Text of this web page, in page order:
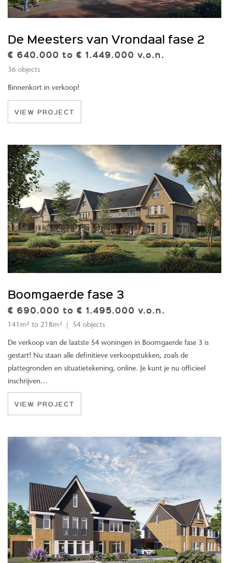
De Meesters van Vrondaal fase 2
€ 640.000 to € 1.449.000 v.o.n.
36 objects
Binnenkort in verkoop!
VIEW PROJECT
Boomgaerde fase 3
€ 690.000 to € 1.495.000 v.o.n.
141m² to 218m² | 54 objects
De verkoop van de laatste 54 woningen in Boomgaerde fase 3 is
gestart! Nu staan alle definitieve verkoopstukken, zoals de
plattegronden en situatietekening, online. Je kunt je nu officieel
inschrijven…
VIEW PROJECT